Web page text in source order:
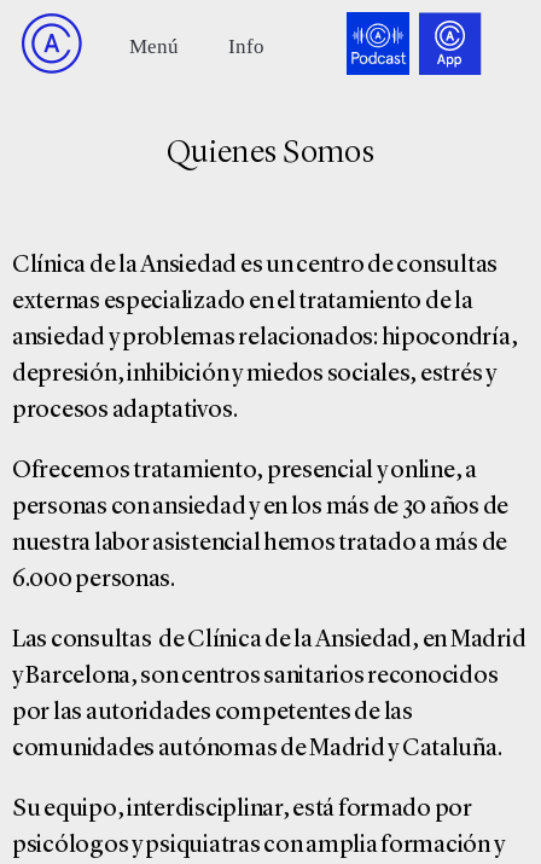
Quienes Somos
Clínica de la Ansiedad es un centro de consultas
externas especializado en el tratamiento de la
ansiedad y problemas relacionados: hipocondría,
depresión, inhibición y miedos sociales, estrés y
procesos adaptativos.
Ofrecemos tratamiento, presencial y online, a
personas con ansiedad y en los más de 30 años de
nuestra labor asistencial hemos tratado a más de
6.000 personas.
Las consultas de Clínica de la Ansiedad, en Madrid
y Barcelona, son centros sanitarios reconocidos
por las autoridades competentes de las
comunidades autónomas de Madrid y Cataluña.
Su equipo, interdisciplinar, está formado por
psicólogos y psiquiatras con amplia formación y